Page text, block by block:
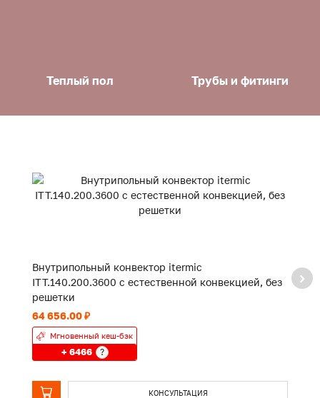
Теплый пол Трубы и фитинги
Внутрипольный конвектор itermic
ITT.140.200.3600 с естественной конвекцией, без
решетки
64 656.00 ₽
Мгновенный кеш-бэк
+ 6466 ?
КОНСУЛЬТАЦИЯ